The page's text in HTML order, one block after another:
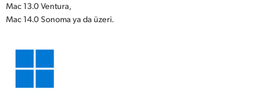
Mac 13.0 Ventura,
Mac 14.0 Sonoma ya da üzeri.